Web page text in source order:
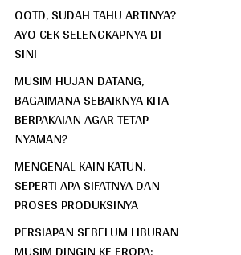
OOTD, SUDAH TAHU ARTINYA?
AYO CEK SELENGKAPNYA DI
SINI
MUSIM HUJAN DATANG,
BAGAIMANA SEBAIKNYA KITA
BERPAKAIAN AGAR TETAP
NYAMAN?
MENGENAL KAIN KATUN.
SEPERTI APA SIFATNYA DAN
PROSES PRODUKSINYA
PERSIAPAN SEBELUM LIBURAN